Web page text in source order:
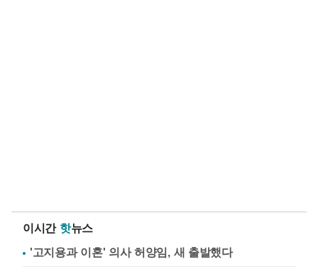
이시간 핫뉴스
'고지용과 이혼' 의사 허양임, 새 출발했다